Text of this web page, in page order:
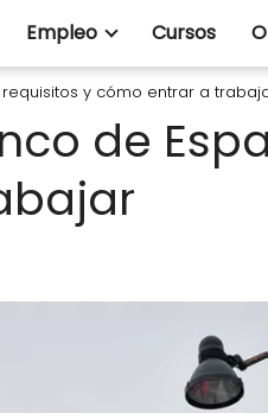
Empleo Cursos
y cómo entrar a
de